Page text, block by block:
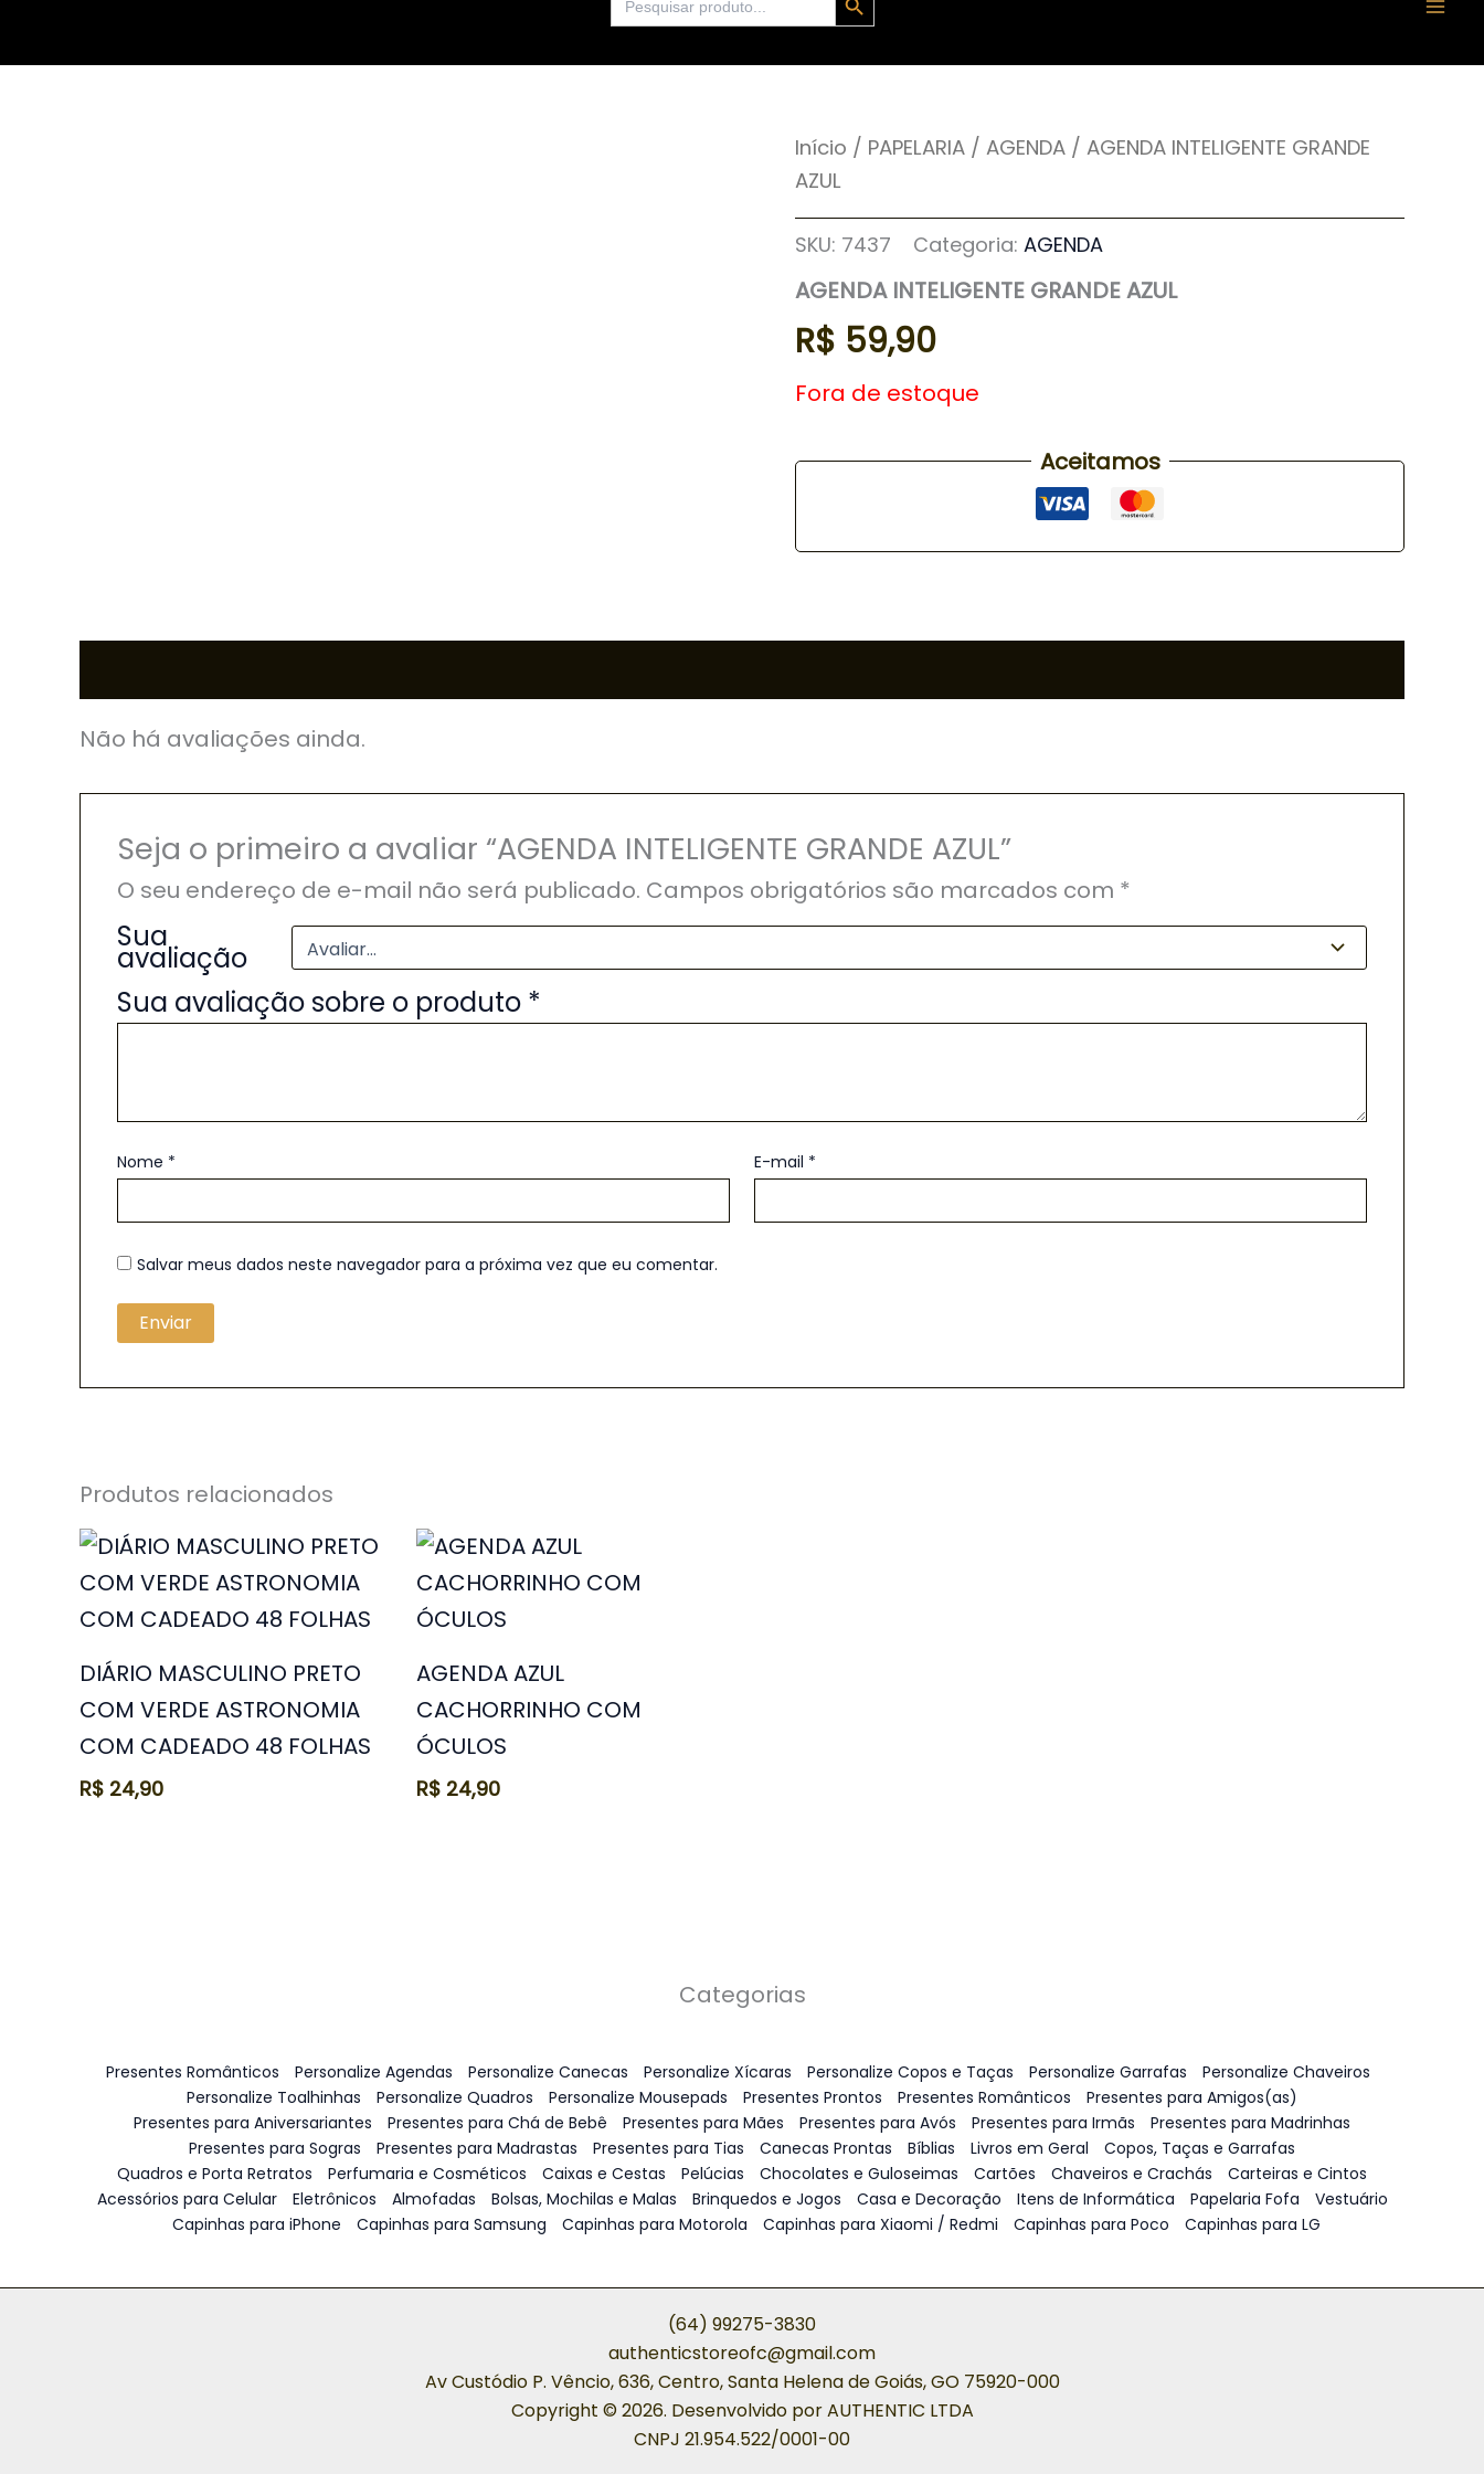
for:
Início / PAPELARIA / AGENDA / AGENDA INTELIGENTE GRANDE
AZUL
SKU: 7437 Categoria: AGENDA
AGENDA INTELIGENTE GRANDE AZUL
R$ 59,90
Fora de estoque
Aceitamos
Não há avaliações ainda.
Seja o primeiro a avaliar “AGENDA INTELIGENTE GRANDE AZUL”
O seu endereço de e-mail não será publicado. Campos obrigatórios são marcados com *
Sua
avaliação
Sua avaliação sobre o produto *
Nome * E-mail *
Salvar meus dados neste navegador para a próxima vez que eu comentar.
Produtos relacionados
DIÁRIO MASCULINO PRETO
COM VERDE ASTRONOMIA
COM CADEADO 48 FOLHAS
R$ 24,90
AGENDA AZUL
CACHORRINHO COM
ÓCULOS
R$ 24,90
Categorias
Presentes Românticos Personalize Agendas Personalize Canecas Personalize Xícaras Personalize Copos e Taças Personalize Garrafas
Personalize Chaveiros
Personalize Toalhinhas
Personalize Quadros Personalize Mousepads Presentes Prontos Presentes Românticos
Presentes para Amigos(as)
Presentes para Aniversariantes
Presentes para Chá de Bebê Presentes para Mães Presentes para Avós Presentes para Irmãs
Presentes para Madrinhas
Presentes para Sogras
Presentes para Madrastas Presentes para Tias Canecas Prontas Bíblias Livros em Geral
Copos, Taças e Garrafas
Quadros e Porta Retratos
Perfumaria e Cosméticos Caixas e Cestas Pelúcias Chocolates e Guloseimas Cartões Chaveiros e Crachás
Carteiras e Cintos
Acessórios para Celular
Eletrônicos Almofadas Bolsas, Mochilas e Malas Brinquedos e Jogos Casa e Decoração Itens de Informática Papelaria Fofa
Vestuário
Capinhas para iPhone
Capinhas para Samsung Capinhas para Motorola Capinhas para Xiaomi / Redmi Capinhas para Poco Capinhas para LG
(64) 99275-3830
authenticstoreofc@gmail.com
Av Custódio P. Vêncio, 636, Centro, Santa Helena de Goiás, GO 75920-000
Copyright © 2026. Desenvolvido por AUTHENTIC LTDA
CNPJ 21.954.522/0001-00